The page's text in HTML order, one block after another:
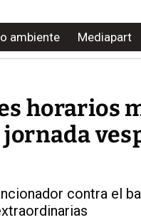
ambiente Mediapart
horarios
contra el